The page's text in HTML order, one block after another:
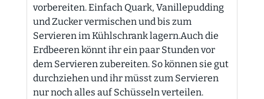
vorbereiten. Einfach Quark, Vanillepudding
und Zucker vermischen und bis zum
Servieren im Kühlschrank lagern.Auch die
Erdbeeren könnt ihr ein paar Stunden vor
dem Servieren zubereiten. So können sie gut
durchziehen und ihr müsst zum Servieren
nur noch alles auf Schüsseln verteilen.